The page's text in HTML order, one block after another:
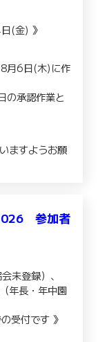
(金) 》
月6日(木)に作
の承認作業と
ますようお願
参加者
未登録）、
年長・年中園
受付です 》